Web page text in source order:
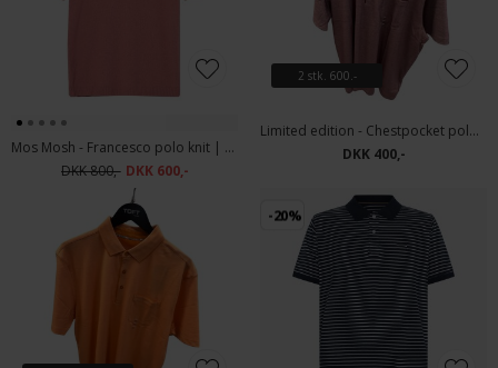
Mos Mosh - Francesco polo knit | Polo T-shirt Rosedawn
DKK 800,- DKK 600,-
2 stk. 600.-
Limited edition - Chestpocket polo | Polo T-shirt Bordeaux
DKK 400,-
-20%